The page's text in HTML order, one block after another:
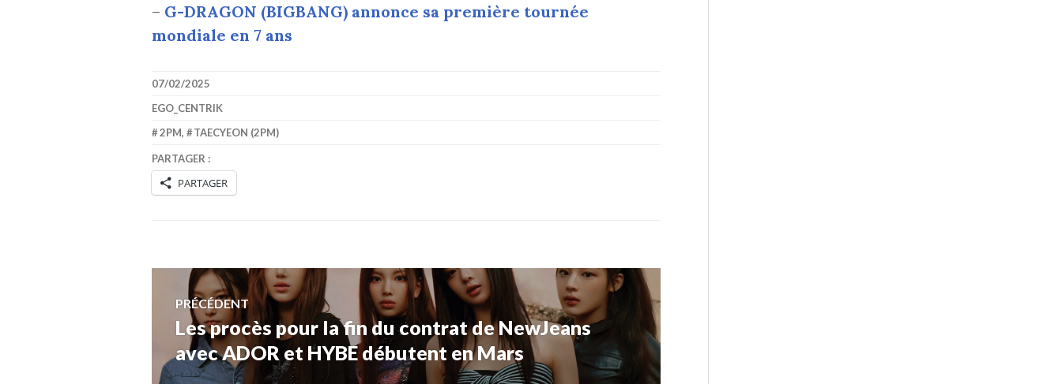
– G-DRAGON (BIGBANG) annonce sa première tournée
mondiale en 7 ans
07/02/2025
EGO_CENTRIK
2PM, TAECYEON (2PM)
PARTAGER :
PARTAGER
Navigation
de
PRÉCÉDENT
Article
précédent :
Les procès pour la fin du contrat de NewJeans
avec ADOR et HYBE débutent en Mars